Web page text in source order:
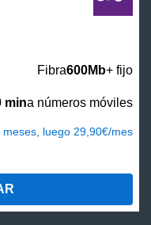
Fibra600Mb+ fijo
mina números móviles
meses, luego 29,90€/mes